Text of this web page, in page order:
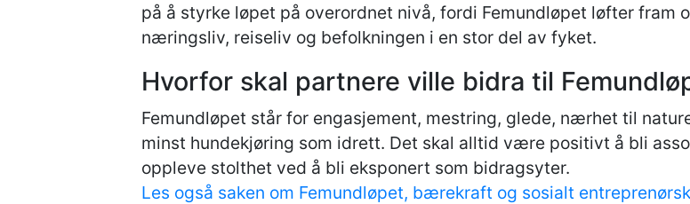
på å styrke løpet på overordnet nivå, fordi Femundløpet løfter fram
næringsliv, reiseliv og befolkningen i en stor del av fyket.
Hvorfor skal partnere ville bidra til
Femundløpet står for engasjement, mestring, glede, nærhet til
minst hundekjøring som idrett. Det skal alltid være positivt å bli
oppleve stolthet ved å bli eksponert som bidragsyter.
Les også saken om Femundløpet, bærekraft og sosialt